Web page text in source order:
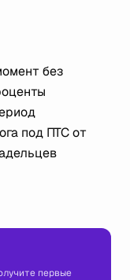
без
под ПТС от
первые